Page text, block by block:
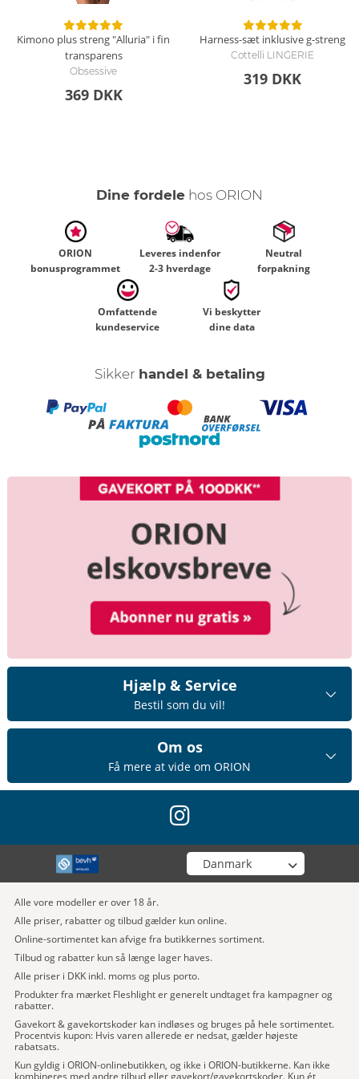
Kimono plus streng "Alluria" i fin
transparens
Obsessive
369 DKK
Harness-sæt inklusive g-streng
Cottelli LINGERIE
319 DKK
Dine fordele hos ORION
ORION
bonusprogrammet
Leveres indenfor
2-3 hverdage
Neutral
forpakning
Omfattende
kundeservice
Vi beskytter
dine data
Sikker handel & betaling
Hjælp & Service
Bestil som du vil!
Om os
Få mere at vide om ORION
instagram
Vælg din butik
Alle vore modeller er over 18 år.
Alle priser, rabatter og tilbud gælder kun online.
Online-sortimentet kan afvige fra butikkernes sortiment.
Tilbud og rabatter kun så længe lager haves.
Alle priser i DKK inkl. moms og plus porto.
Produkter fra mærket Fleshlight er generelt undtaget fra kampagner og
rabatter.
Gavekort & gavekortskoder kan indløses og bruges på hele sortimentet.
Procentvis kupon: Hvis varen allerede er nedsat, gælder højeste
rabatsats.
Kun gyldig i ORION-onlinebutikken, og ikke i ORION-butikkerne. Kan ikke